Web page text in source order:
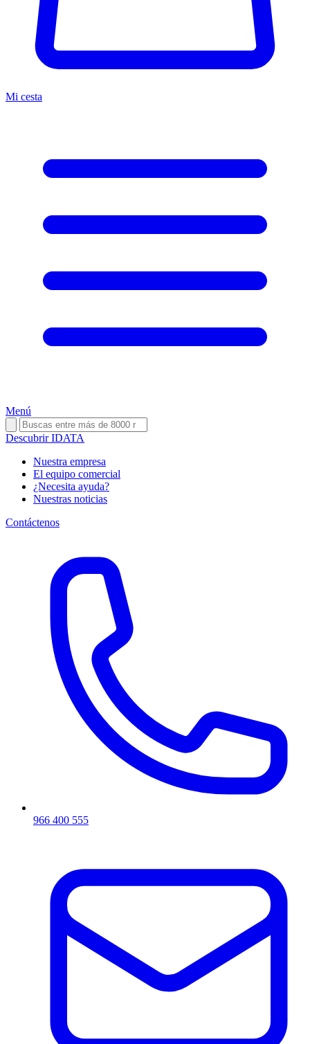
Mi cesta
Menú
Descubrir IDATA
Nuestra empresa
El equipo comercial
¿Necesita ayuda?
Nuestras noticias
Contáctenos
966 400 555